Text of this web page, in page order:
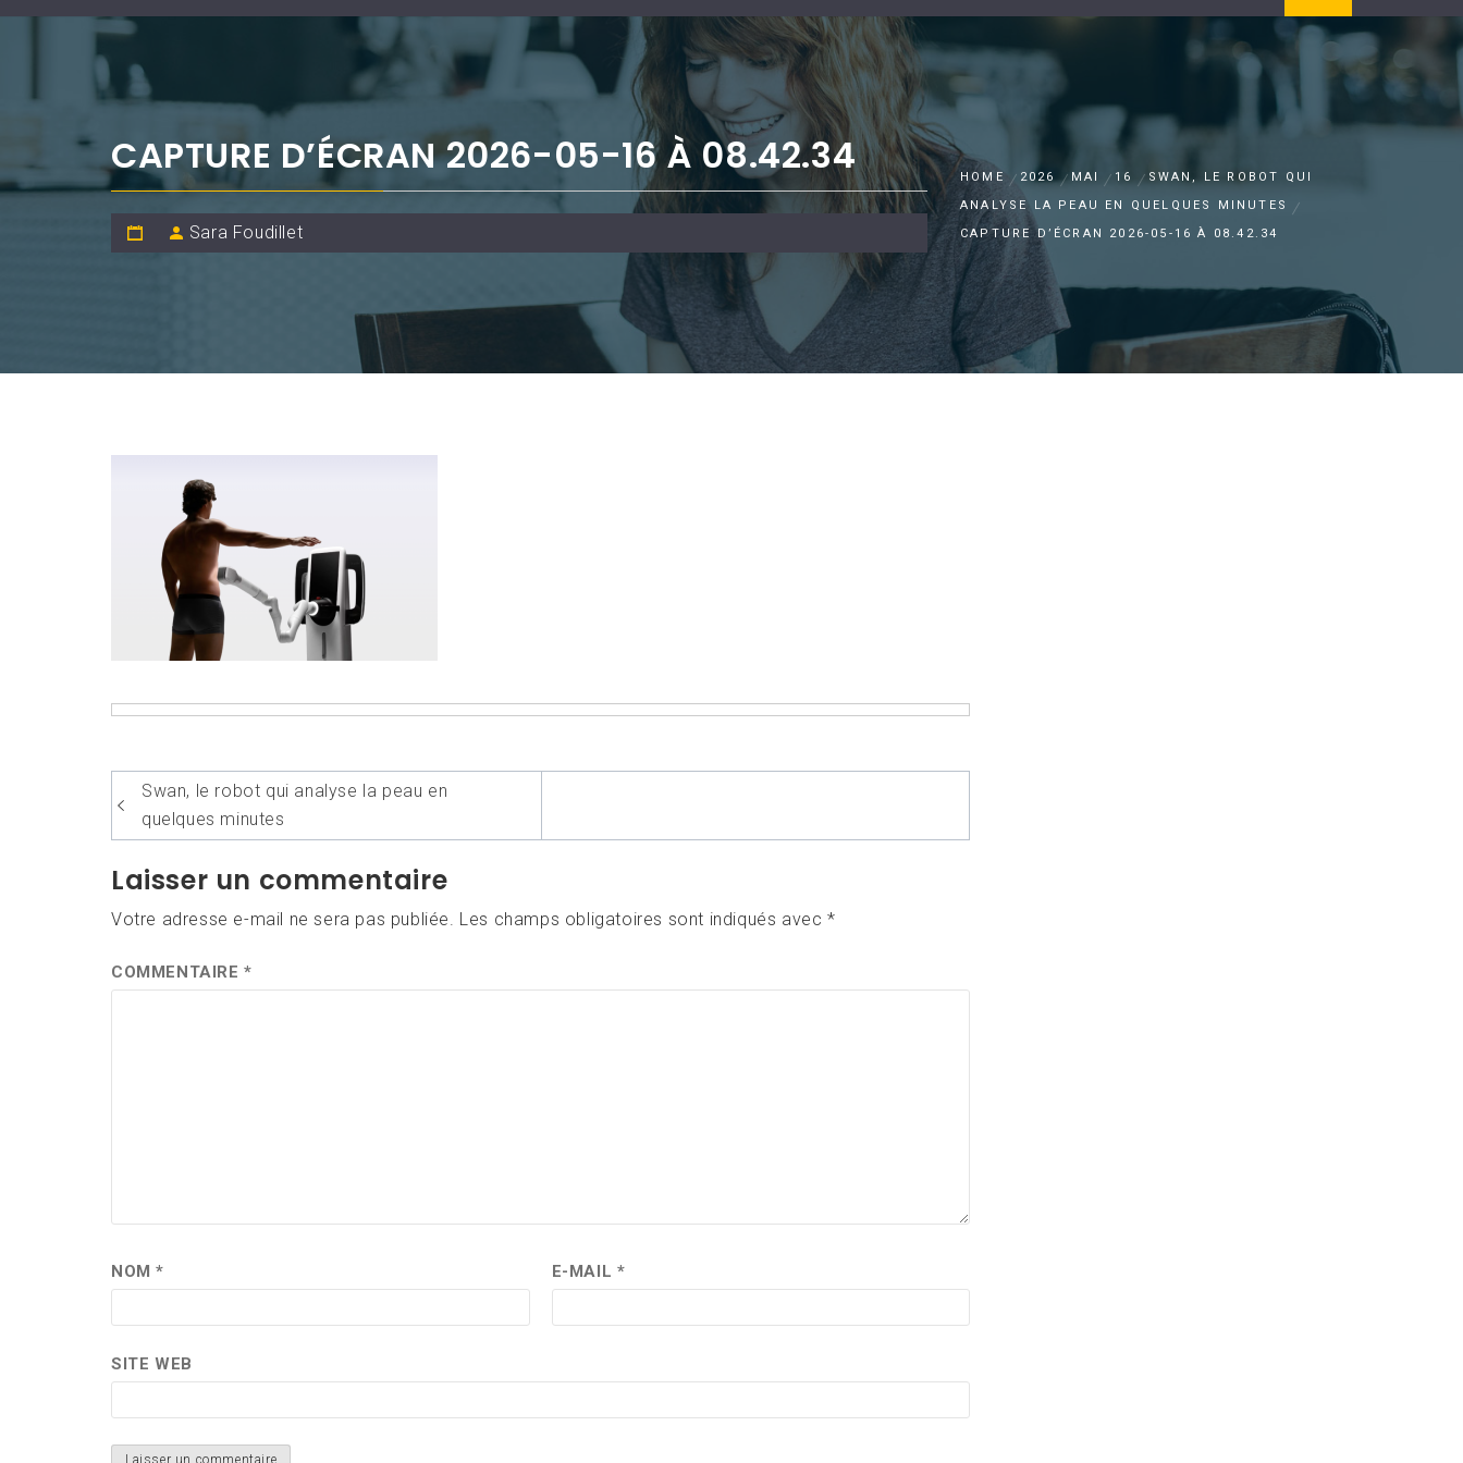
CAPTURE D’ÉCRAN 2026-05-16 À 08.42.34
Sara Foudillet
HOME 2026 MAI 16
SWAN, LE ROBOT QUI
ANALYSE LA PEAU EN QUELQUES MINUTES
CAPTURE D’ÉCRAN 2026-05-16 À 08.42.34
Navigation
de
l’article
Swan, le robot qui analyse la peau en
quelques minutes
Laisser un commentaire
Votre adresse e-mail ne sera pas publiée. Les champs obligatoires sont indiqués avec*
COMMENTAIRE*
NOM* E-MAIL *
SITE WEB